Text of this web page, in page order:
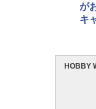
が
キ
HOBBY